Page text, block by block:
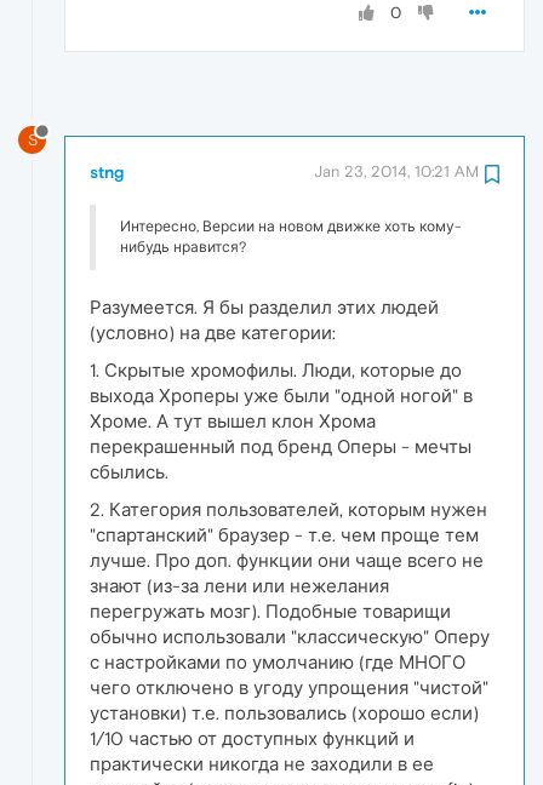
0
S
stng Jan 23, 2014, 10:21 AM
Интересно, Версии на новом движке хоть кому-
нибудь нравится?
Разумеется. Я бы разделил этих людей
(условно) на две категории:
1. Скрытые хромофилы. Люди, которые до
выхода Хроперы уже были "одной ногой" в
Хроме. А тут вышел клон Хрома
перекрашенный под бренд Оперы - мечты
сбылись.
2. Категория пользователей, которым нужен
"спартанский" браузер - т.е. чем проще тем
лучше. Про доп. функции они чаще всего не
знают (из-за лени или нежелания
перегружать мозг). Подобные товарищи
обычно использовали "классическую" Оперу
с настройками по умолчанию (где МНОГО
чего отключено в угоду упрощения "чистой"
установки) т.е. пользовались (хорошо если)
1/10 частью от доступных функций и
практически никогда не заходили в ее